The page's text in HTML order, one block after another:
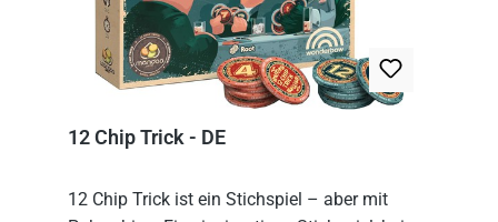
12 Chip Trick - DE
12 Chip Trick ist ein Stichspiel – aber mit